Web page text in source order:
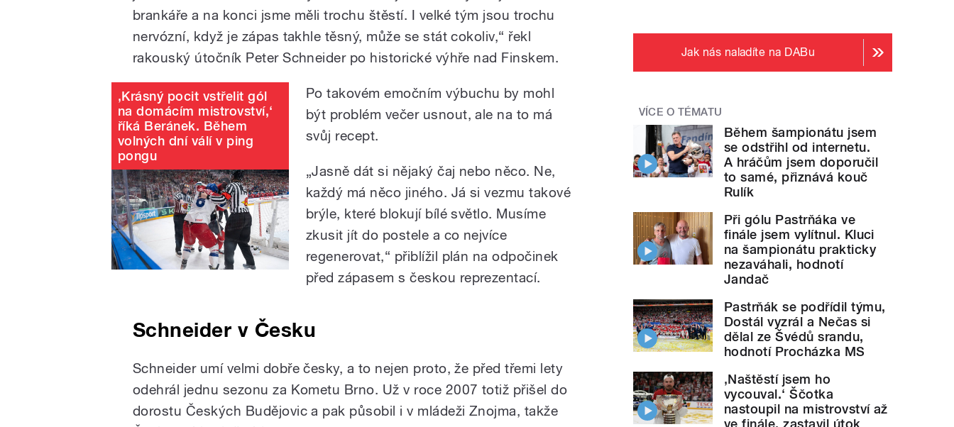
brankáře a na konci jsme měli trochu štěstí. I velké tým jsou trochu
nervózní, když je zápas takhle těsný, může se stát cokoliv,“ řekl
rakouský útočník Peter Schneider po historické výhře nad Finskem.
‚Krásný pocit vstřelit gól
na domácím mistrovství,‘
říká Beránek. Během
volných dní válí v ping
pongu
Po takovém emočním výbuchu by mohl
být problém večer usnout, ale na to má
svůj recept.
„Jasně dát si nějaký čaj nebo něco. Ne,
každý má něco jiného. Já si vezmu takové
brýle, které blokují bílé světlo. Musíme
zkusit jít do postele a co nejvíce
regenerovat,“ přiblížil plán na odpočinek
před zápasem s českou reprezentací.
Schneider v Česku
Schneider umí velmi dobře česky, a to nejen proto, že před třemi lety
odehrál jednu sezonu za Kometu Brno. Už v roce 2007 totiž přišel do
dorostu Českých Budějovic a pak působil i v mládeži Znojma, takže
Jak nás naladíte na DABu
VÍCE O TÉMATU
Během šampionátu jsem
se odstřihl od internetu.
A hráčům jsem doporučil
to samé, přiznává kouč
Rulík
Při gólu Pastrňáka ve
finále jsem vylítnul. Kluci
na šampionátu prakticky
nezaváhali, hodnotí
Jandač
Pastrňák se podřídil týmu,
Dostál vyzrál a Nečas si
dělal ze Švédů srandu,
hodnotí Procházka MS
‚Naštěstí jsem ho
vycouval.‘ Ščotka
nastoupil na mistrovství až
ve finále, zastavil útok